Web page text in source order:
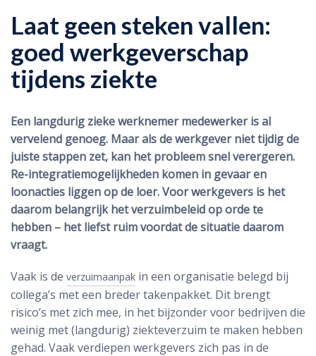
Laat geen steken vallen:
goed werkgeverschap
tijdens ziekte
Een langdurig zieke werknemer medewerker is al
vervelend genoeg. Maar als de werkgever niet tijdig de
juiste stappen zet, kan het probleem snel verergeren.
Re-integratiemogelijkheden komen in gevaar en
loonacties liggen op de loer. Voor werkgevers is het
daarom belangrijk het verzuimbeleid op orde te
hebben – het liefst ruim voordat de situatie daarom
vraagt.
Vaak is de verzuimaanpak in een organisatie belegd bij
collega’s met een breder takenpakket. Dit brengt
risico’s met zich mee, in het bijzonder voor bedrijven die
weinig met (langdurig) ziekteverzuim te maken hebben
gehad. Vaak verdiepen werkgevers zich pas in de